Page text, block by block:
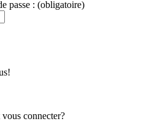
passe : (obligatoire)
connecter?